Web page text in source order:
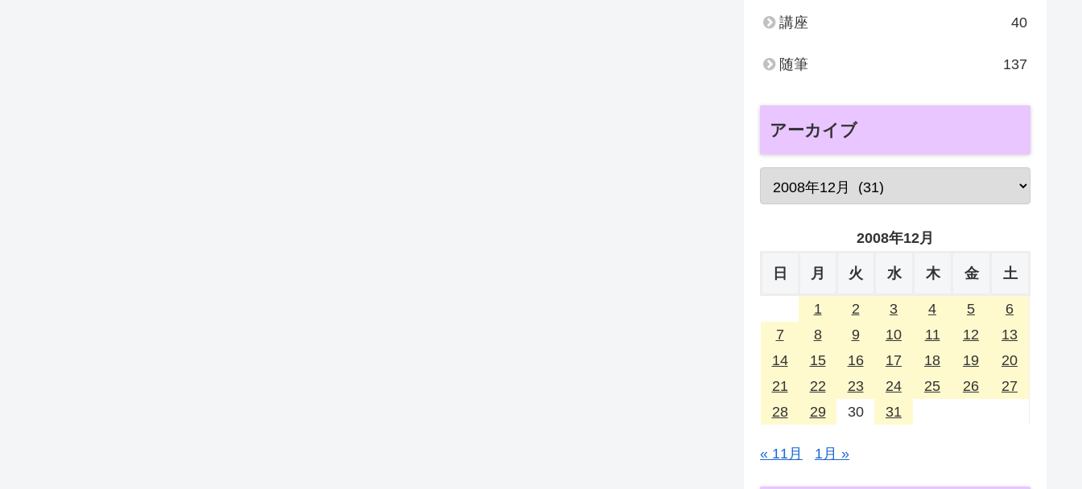
講座 40
随筆 137
アーカイブ
2008年12月
日 月 火 水 木 金 土
1 2 3 4 5
6
7
8 9 10 11 12
13
14
15 16 17 18 19
20
21
22 23 24 25 26
27
28
29 30 31
« 11月 1月 »